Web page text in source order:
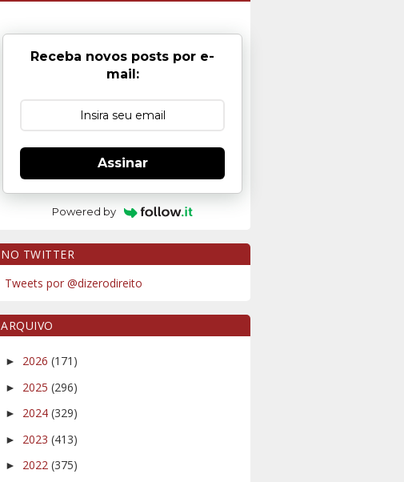
Receba novos posts por e-
mail:
Assinar
Powered by
NO TWITTER
Tweets por @dizerodireito
ARQUIVO
► 2026 (171)
► 2025 (296)
► 2024 (329)
► 2023 (413)
► 2022 (375)